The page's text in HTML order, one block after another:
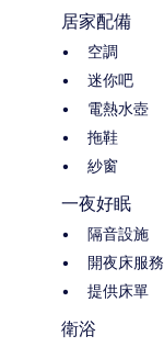
居家配備
空調
迷你吧
電熱水壺
拖鞋
紗窗
一夜好眠
隔音設施
開夜床服務
提供床單
衛浴